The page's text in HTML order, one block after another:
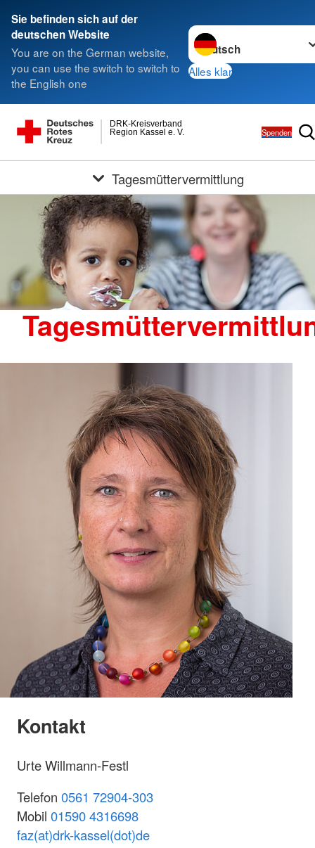
Sie befinden sich auf der
deutschen Website
You are on the German website,
you can use the switch to switch to
the English one
Sprache wechseln zu
Alles klar
Region Kassel e. V.
DRK-Kreisverband
Spenden
Tagesmüttervermittlung
Kontakt
Urte Willmann-Festl
Telefon 0561 72904-303
Mobil 01590 4316698
faz(at)drk-kassel(dot)de